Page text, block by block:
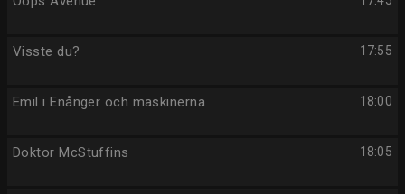
17:55
Visste du?
18:00
Emil i Enånger och maskinerna
18:05
Doktor McStuffins